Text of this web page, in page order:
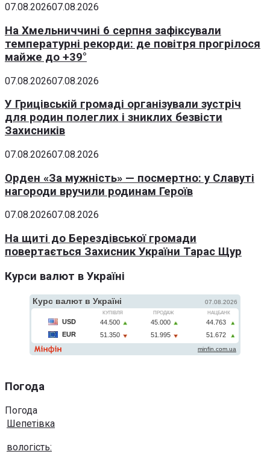
07.08.202607.08.2026
На Хмельниччині 6 серпня зафіксували
температурні рекорди: де повітря прогрілося
майже до +39°
07.08.202607.08.2026
У Грицівській громаді організували зустріч
для родин полеглих і зниклих безвісти
Захисників
07.08.202607.08.2026
Орден «За мужність» — посмертно: у Славуті
нагороди вручили родинам Героїв
07.08.202607.08.2026
На щиті до Берездівської громади
повертається Захисник України Тарас Щур
Курси валют в Україні
Погода
Погода
Шепетівка
вологість: